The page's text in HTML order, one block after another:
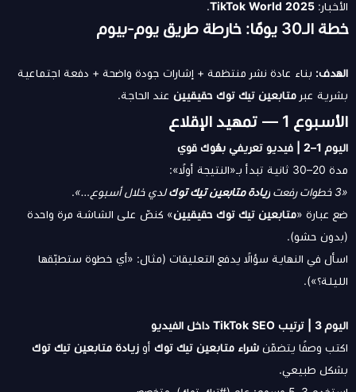
الأخبار: TikTok World 2025
.
خطة الـ30 يومًا: خارطة طريق يوم-بيوم
الهدف: بناء عادة نشر منتظمة + إشارات جودة واضحة + دفعة اجتماعية
بشرية عبر متابعين تيك توك حقيقيين عند الحاجة.
الأسبوع 1 — تمهيد الإقلاع
اليوم 1–2 | فيديو تعريفي بهُوك قوي
مدة 20–30 ثانية تبدأ بـ«النتيجة أولًا»:
«3 خطوات رفعت
زيادة متابعين تيك توكلدي خلال أسبوع…».
ضع عبارة «متابعين تيك توك حقيقيين» كنصّ على الشاشة مرة واحدة
(بدون حشو).
اسأل في النهاية سؤالًا يدفع التعليقات (مثال: «أي خطوة ستطبّقها
الليلة؟»).
اليوم 3 | ترتيب TikTok SEO داخل الفيديو
اكتب وصفًا يتضمّن شراء متابعين تيك توك أو زيادة متابعين تيك توك
بشكل طبيعي.